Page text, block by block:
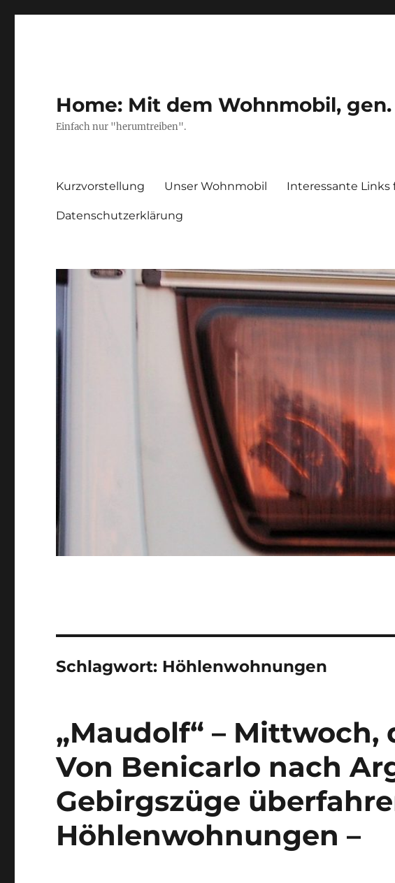
Home: Mit dem Wohnmobil,
Einfach nur "herumtreiben".
Kurzvorstellung Unser Wohnmobil Interessante Links
Datenschutzerklärung
Schlagwort: Höhlenwohnungen
„Maudolf“ – Mittwoch,
Von Benicarlo nach
Gebirgszüge
Höhlenwohnungen –